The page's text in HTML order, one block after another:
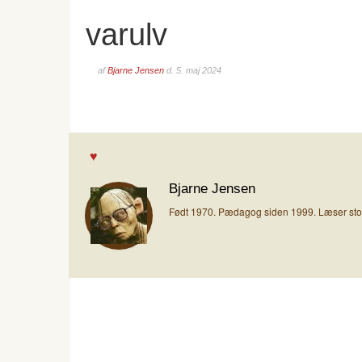
varulv
afBjarne Jensen d. 5. maj 2024
Bjarne Jensen
Født 1970. Pædagog siden 1999. Læser